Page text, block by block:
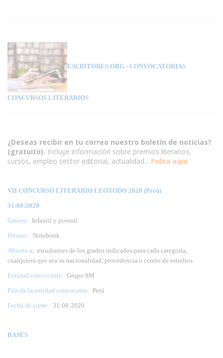
ESCRITORES.ORG - CONVOCATORIAS
CONCURSOS LITERARIOS
¿Deseas recibir en tu correo nuestro boletín de noticias?
(gratuito). Incluye información sobre premios literarios,
cursos, empleo sector editorial, actualidad... Pulsa aqui
VII CONCURSO LITERARIO LEOTODO 2020 (Perú)
31:08:2020
Género: Infantil y juvenil
Premio:
Notebook
Abierto a: estudiantes de los grados indicados para cada categoría,
cualquiera que sea su nacionalidad, procedencia o centro de estudios
Entidad convocante: Grupo SM
País de la entidad convocante: Perú
Fecha de cierre: 31:08:2020
BASES